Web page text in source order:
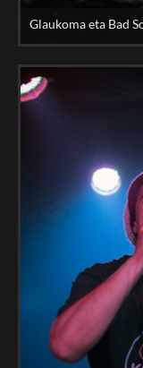
Glaukoma eta Bad